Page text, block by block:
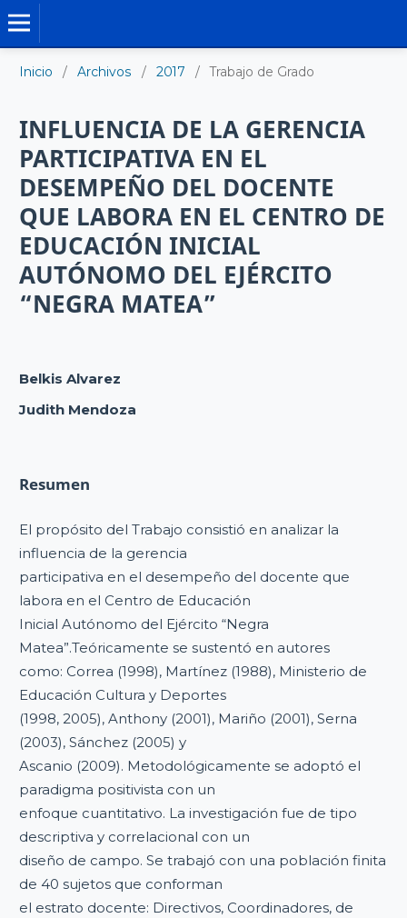
Inicio / Archivos / 2017 / Trabajo de Grado
INFLUENCIA DE LA GERENCIA
PARTICIPATIVA EN EL
DESEMPEÑO DEL DOCENTE
QUE LABORA EN EL CENTRO DE
EDUCACIÓN INICIAL
AUTÓNOMO DEL EJÉRCITO
“NEGRA MATEA”
Belkis Alvarez
Judith Mendoza
Resumen
El propósito del Trabajo consistió en analizar la
influencia de la gerencia
participativa en el desempeño del docente que
labora en el Centro de Educación
Inicial Autónomo del Ejército “Negra
Matea”.Teóricamente se sustentó en autores
como: Correa (1998), Martínez (1988), Ministerio de
Educación Cultura y Deportes
(1998, 2005), Anthony (2001), Mariño (2001), Serna
(2003), Sánchez (2005) y
Ascanio (2009). Metodológicamente se adoptó el
paradigma positivista con un
enfoque cuantitativo. La investigación fue de tipo
descriptiva y correlacional con un
diseño de campo. Se trabajó con una población finita
de 40 sujetos que conforman
el estrato docente: Directivos, Coordinadores, de